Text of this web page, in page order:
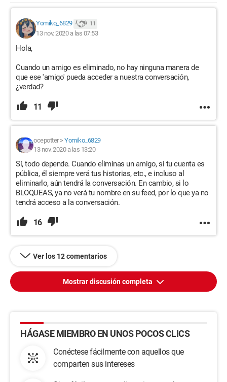
Yomiko_6829 11
13 nov. 2020 a las 07:53
Hola,
Cuando un amigo es eliminado, no hay ninguna manera de
que ese 'amigo' pueda acceder a nuestra conversación,
¿verdad?
11
ocepotter> Yomiko_6829
13 nov. 2020 a las 13:20
Sí, todo depende. Cuando eliminas un amigo, si tu cuenta es
pública, él siempre verá tus historias, etc., e incluso al
eliminarlo, aún tendrá la conversación. En cambio, si lo
BLOQUEAS, ya no verá tu nombre en su feed, por lo que ya no
tendrá acceso a la conversación.
16
Ver los 12 comentarios
Mostrar discusión completa
HÁGASE MIEMBRO EN UNOS POCOS CLICS
Conéctese fácilmente con aquellos que
comparten sus intereses